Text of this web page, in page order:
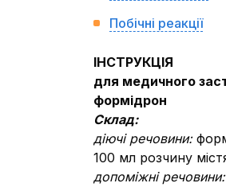
Побічні реакції
IНСТРУКЦIЯ
для медичного
формідрон
Склад:
діючі речовини:
100 мл розчину
допоміжні речовини: